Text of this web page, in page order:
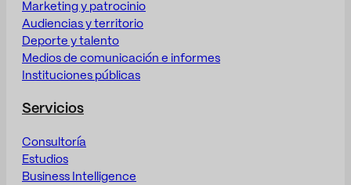
Marketing y patrocinio
Audiencias y territorio
Deporte y talento
Medios de comunicación e informes
Instituciones públicas
Servicios
Consultoría
Estudios
Business Intelligence